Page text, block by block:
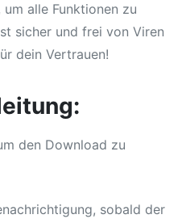
alle Funktionen zu
sicher und frei von Viren
dein Vertrauen!
den Download zu
sobald der